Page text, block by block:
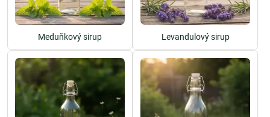
Meduňkový sirup Levandulový sirup